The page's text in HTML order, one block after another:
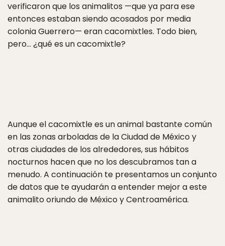
verificaron que los animalitos —que ya para ese
entonces estaban siendo acosados por media
colonia Guerrero— eran cacomixtles. Todo bien,
pero… ¿qué es un cacomixtle?
Aunque el cacomixtle es un animal bastante común
en las zonas arboladas de la Ciudad de México y
otras ciudades de los alrededores, sus hábitos
nocturnos hacen que no los descubramos tan a
menudo. A continuación te presentamos un conjunto
de datos que te ayudarán a entender mejor a este
animalito oriundo de México y Centroamérica.